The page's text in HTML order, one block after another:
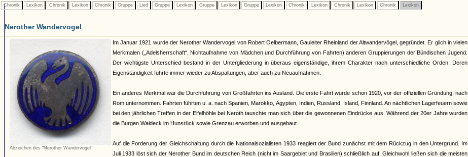
Chronik Lexikon Chronik Lexikon Chronik Gruppe Lied Gruppe Lexikon Gruppe Lexikon Gruppe Lexikon Chronik Lexikon Chronik Lexikon Chronik Lexikon
Nerother Wandervogel
Abzeichen des "Nerother Wandervogel"
Im Januar 1921 wurde der Nerother Wandervogel von Robert Oelbermann, Gauleiter Rheinland der Altwandervögel, gegründet. Er glich in vielen
Merkmalen („Adelsherrschaft“, Nichtaufnahme von Mädchen und Durchführung von Fahrten) anderen Gruppierungen der Bündischen Jugend.
Der wichtigste Unterschied bestand in der Untergliederung in überaus eigenständige, ihrem Charakter nach unterschiedliche Orden. Deren
Eigenständigkeit führte immer wieder zu Abspaltungen, aber auch zu Neuaufnahmen.
Ein anderes Merkmal war die Durchführung von Großfahrten ins Ausland. Die erste Fahrt wurde schon 1920, vor der offiziellen Gründung, nach
Rom unternommen. Fahrten führten u. a. nach Spanien, Marokko, Ägypten, Indien, Russland, Island, Finnland. An nächtlichen Lagerfeuern sowie
bei den jährlichen Treffen in der Eifelhöhle bei Neroth tauschte man sich über die gewonnenen Eindrücke aus. Während der 20er Jahre wurden
die Burgen Waldeck im Hunsrück sowie Grenzau erworben und ausgebaut.
Auf die Forderung der Gleichschaltung durch die Nationalsozialisten 1933 reagiert der Bund zunächst mit dem Rückzug in den Untergrund. Im
Juli 1933 löst sich der Nerother Bund im deutschen Reich (nicht im Saargebiet und Brasilien) schließlich auf. Gleichwohl ließen sich die meisten